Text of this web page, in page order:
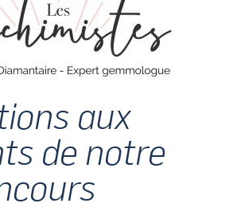
aux
de notre